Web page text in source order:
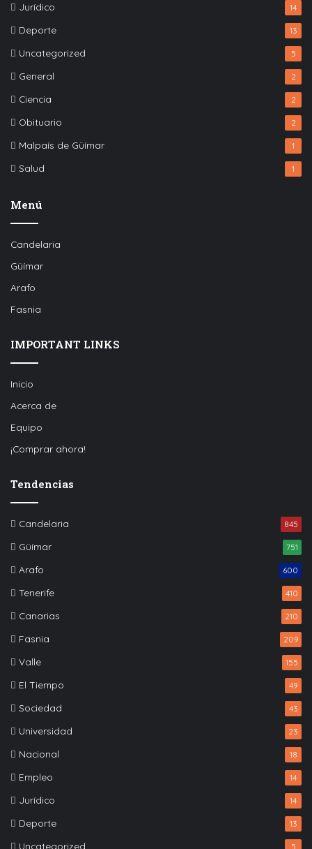
Jurídico 14
Deporte 13
Uncategorized 5
General 2
Ciencia 2
Obituario 2
Malpaís de Güímar 1
Salud 1
Menú
Candelaria
Güímar
Arafo
Fasnia
IMPORTANT LINKS
Inicio
Acerca de
Equipo
¡Comprar ahora!
Tendencias
Candelaria 845
Güímar 751
Arafo 600
Tenerife 410
Canarias 210
Fasnia 209
Valle 155
El Tiempo 49
Sociedad 43
Universidad 23
Nacional 18
Empleo 14
Jurídico 14
Deporte 13
Uncategorized 5